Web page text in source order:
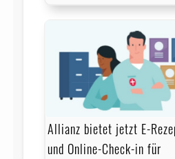
Allianz bietet jetzt E-
und Online-Check-in für